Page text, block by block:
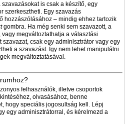
is csak a készítő, egy
szerkesztheti. Egy szavazás
hozzászólásához – mindig ehhez tartozik
gombra. Ha még senki sem szavazott, a
megváltoztathatja a választási
szavazat, csak egy adminisztrátor vagy egy
a szavazást. Így nem lehet manipulálni
megváltoztatásával.
felhasználók, illetve csoportok
olvasásához, benne
hogy speciális jogosultság kell. Lépj
egy adminisztrátorral, és kérelmezd a